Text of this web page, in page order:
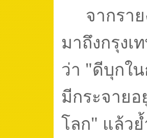
จากรา
มาถึงกรุง
ว่า "ดีบุกใ
มีกระจาย
โลก" แล้ว